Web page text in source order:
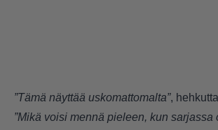
”Tämä näyttää uskomattomalta”,
”Mikä voisi mennä pieleen, kun sarjassa